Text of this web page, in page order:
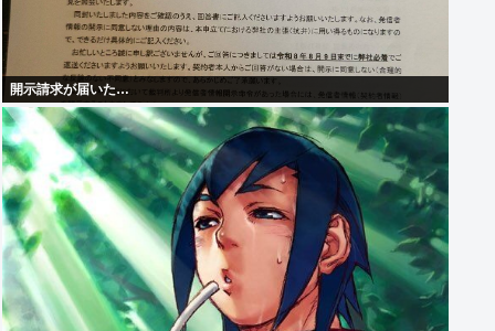
開示請求が届いた…